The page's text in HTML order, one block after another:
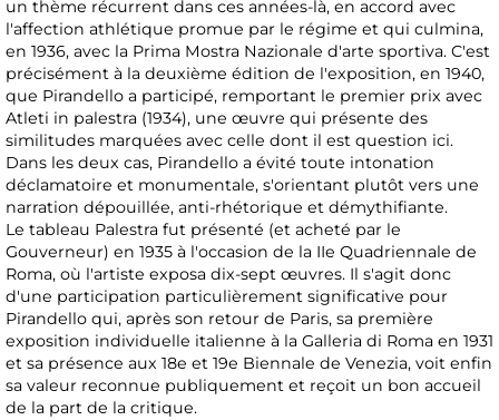
un thème récurrent dans ces années-là, en accord avec
l'affection athlétique promue par le régime et qui culmina,
en 1936, avec la Prima Mostra Nazionale d'arte sportiva. C'est
précisément à la deuxième édition de l'exposition, en 1940,
que Pirandello a participé, remportant le premier prix avec
Atleti in palestra (1934), une œuvre qui présente des
similitudes marquées avec celle dont il est question ici.
Dans les deux cas, Pirandello a évité toute intonation
déclamatoire et monumentale, s'orientant plutôt vers une
narration dépouillée, anti-rhétorique et démythifiante.
Le tableau Palestra fut présenté (et acheté par le
Gouverneur) en 1935 à l'occasion de la IIe Quadriennale de
Roma, où l'artiste exposa dix-sept œuvres. Il s'agit donc
d'une participation particulièrement significative pour
Pirandello qui, après son retour de Paris, sa première
exposition individuelle italienne à la Galleria di Roma en 1931
et sa présence aux 18e et 19e Biennale de Venezia, voit enfin
sa valeur reconnue publiquement et reçoit un bon accueil
de la part de la critique.